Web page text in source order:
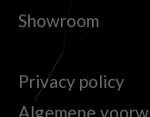
Showroom
Privacy policy
Algemene